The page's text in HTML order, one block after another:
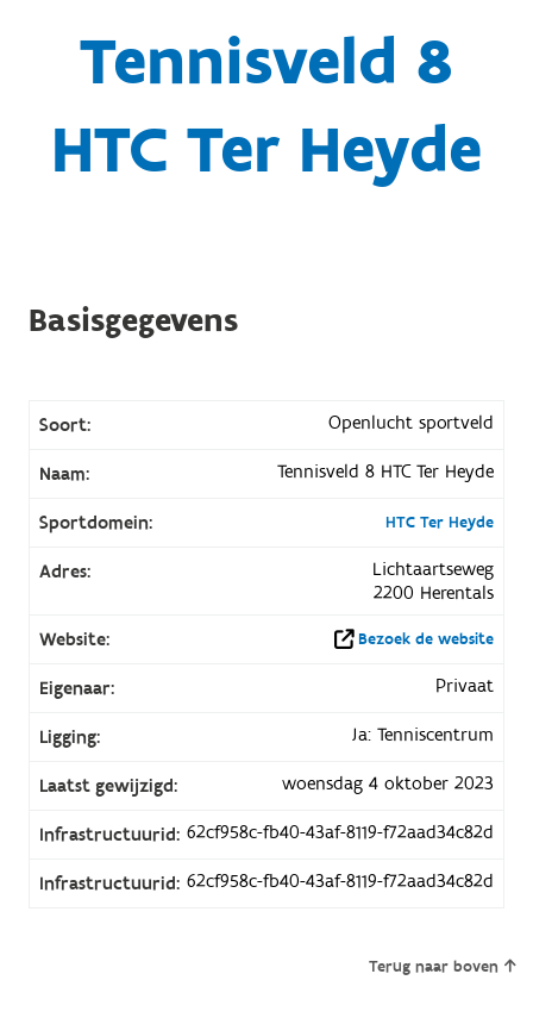
Tennisveld 8
HTC Ter Heyde
Basisgegevens
Soort: Openlucht sportveld
Naam: Tennisveld 8 HTC Ter Heyde
Sportdomein: HTC Ter Heyde
Adres:
Lichtaartseweg
2200 Herentals
Website:
Bezoek de website
Eigenaar: Privaat
Ligging: Ja: Tenniscentrum
Laatst gewijzigd: woensdag 4 oktober 2023
Infrastructuurid: 62cf958c-fb40-43af-8119-f72aad34c82d
Infrastructuurid: 62cf958c-fb40-43af-8119-f72aad34c82d
Terug naar boven